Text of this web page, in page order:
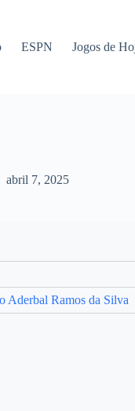
ESPN Jogos de
abril 7, 2025
Aderbal Ramos da Silva